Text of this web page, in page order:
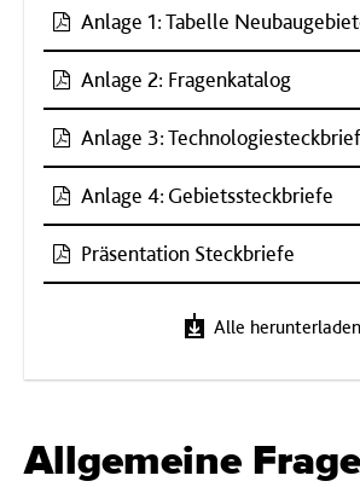
Anlage 1: Tabelle
Anlage 2: Fragenkatalog
Anlage 3:
Anlage 4: Gebietssteckbriefe
Präsentation Steckbriefe
Alle herunterladen
Allgemeine